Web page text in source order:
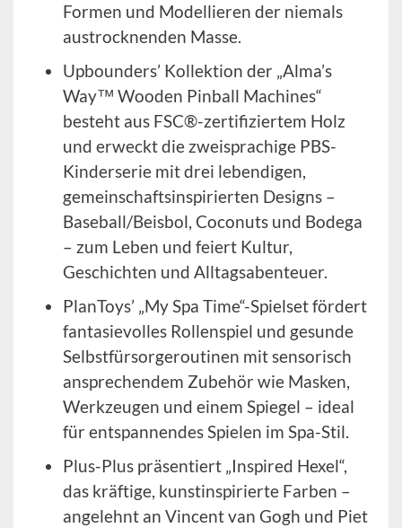
Formen und Modellieren der niemals
austrocknenden Masse.
Upbounders’ Kollektion der „Alma’s
Way™ Wooden Pinball Machines“
besteht aus FSC®-zertifiziertem Holz
und erweckt die zweisprachige PBS-
Kinderserie mit drei lebendigen,
gemeinschaftsinspirierten Designs –
Baseball/Beisbol, Coconuts und Bodega
– zum Leben und feiert Kultur,
Geschichten und Alltagsabenteuer.
PlanToys’ „My Spa Time“-Spielset fördert
fantasievolles Rollenspiel und gesunde
Selbstfürsorgeroutinen mit sensorisch
ansprechendem Zubehör wie Masken,
Werkzeugen und einem Spiegel – ideal
für entspannendes Spielen im Spa-Stil.
Plus-Plus präsentiert „Inspired Hexel“,
das kräftige, kunstinspirierte Farben –
angelehnt an Vincent van Gogh und Piet